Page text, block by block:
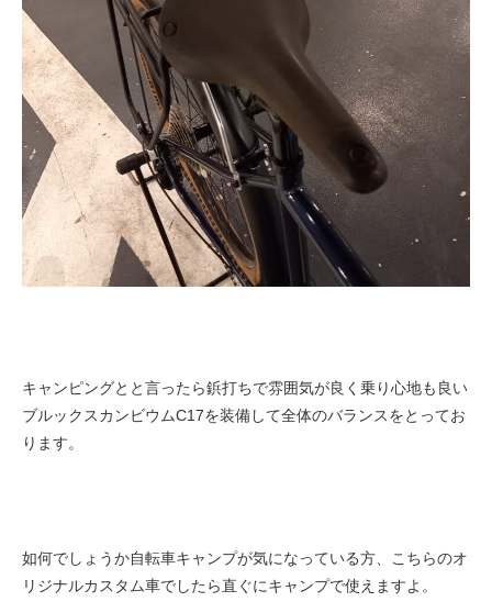
キャンピングとと言ったら鋲打ちで雰囲気が良く乗り心地も良い
ブルックスカンビウムC17を装備して全体のバランスをとってお
ります。
如何でしょうか自転車キャンプが気になっている方、こちらのオ
リジナルカスタム車でしたら直ぐにキャンプで使えますよ。